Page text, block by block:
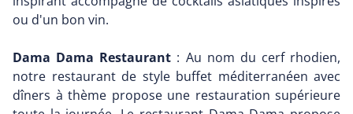
ou d'un bon vin.
Dama Dama Restaurant : Au nom du cerf rhodien,
notre restaurant de style buffet méditerranéen avec
dîners à thème propose une restauration supérieure